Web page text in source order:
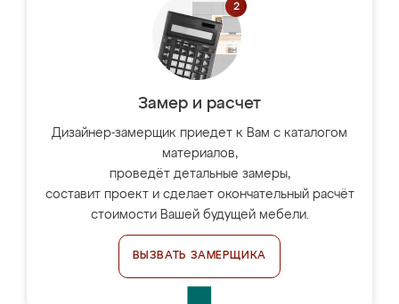
Замер и расчет
Дизайнер-замерщик приедет к Вам с каталогом
материалов,
проведёт детальные замеры,
составит проект и сделает окончательный расчёт
стоимости Вашей будущей мебели.
ВЫЗВАТЬ ЗАМЕРЩИКА